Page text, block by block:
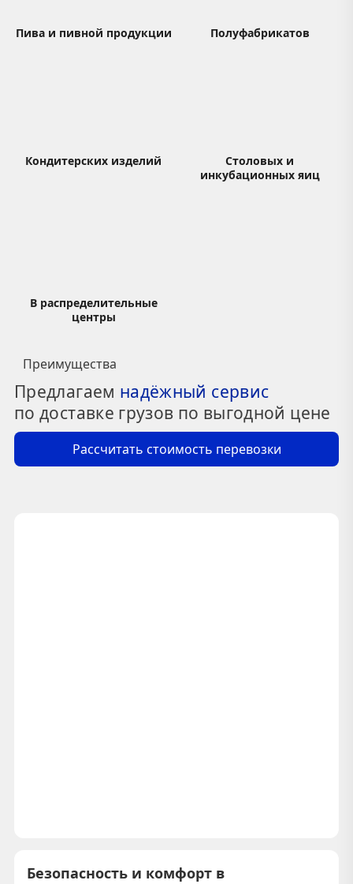
Пива и пивной продукции Полуфабрикатов
Кондитерских изделий
Столовых и
инкубационных яиц
В распределительные
центры
Преимущества
Предлагаем надёжный сервис
по доставке грузов по выгодной цене
Рассчитать стоимость перевозки
Безопасность и комфорт в